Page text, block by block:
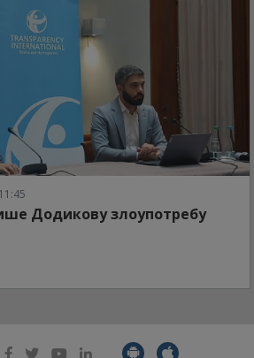
Додикову злоупотребу